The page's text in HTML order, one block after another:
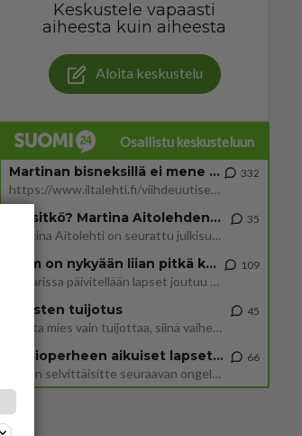
Keskustele vapaasti
aiheesta kuin aiheesta
Aloita keskustelu
Osallistu keskusteluun
Martinan bisneksillä ei mene hyvin
https://www.iltalehti.fi/viihdeuutiset/a/c46da6ab-340f-4790-aaa7-0865eed2336 Yrityksen konkurssihakemus on tullut kärä
332
Tiesitkö? Martina Aitolehden isäpuoli on tämä suosittu laulaja
Martina Aitolehti on seurattu julkisuuden henkilö. Lähipiiriin mahtuu muitakin tunnettuja henkilöitä. Tiesitkö, että Ma
35
2 km on nykyään liian pitkä koulumatka
Hesarissa päivitellään lapset joutuu nyt kulkemaan 2 km kouluun jösses. Ruostefillarilla tuo matka menee vaikka miten äk
109
Miesten tuijotus
Mutta mies vain tuijottaa, siinä vaiheessa käännän itse pään pois. Mikä juttu? Yleensä jos joku tuijottaa tai katsoo, hä
45
Uusioperheen aikuiset lapset tyhjentää jääkaapin käydessään
Miten selvittäisitte seuraavan ongelman, meillä on uusioperhe, minulla teini-ikäiset lapset ja puolisolla aikuiset, jotk
66